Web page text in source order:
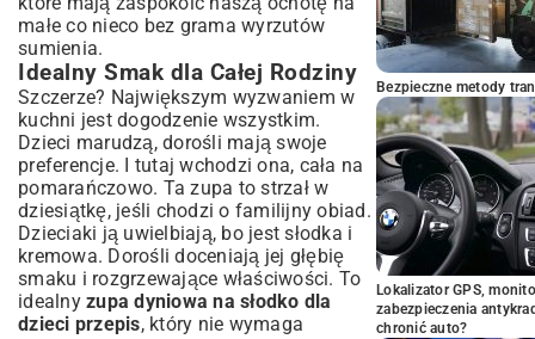
małe co nieco bez grama wyrzutów
sumienia.
Idealny Smak dla Całej Rodziny
Szczerze? Największym wyzwaniem w
kuchni jest dogodzenie wszystkim.
Dzieci marudzą, dorośli mają swoje
preferencje. I tutaj wchodzi ona, cała na
pomarańczowo. Ta zupa to strzał w
dziesiątkę, jeśli chodzi o familijny obiad.
Dzieciaki ją uwielbiają, bo jest słodka i
kremowa. Dorośli doceniają jej głębię
smaku i rozgrzewające właściwości. To
idealny zupa dyniowa na słodko dla
dzieci przepis, który nie wymaga
Bezpieczne metody
Lokalizator GPS,
zabezpieczenia
chronić auto?